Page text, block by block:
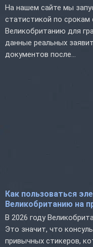
На нашем сайте мы
статистикой по
Великобританию для
данные реальных
документов после...
Как пользоваться
Великобританию на
В 2026 году
Это значит, что
привычных стикеров,